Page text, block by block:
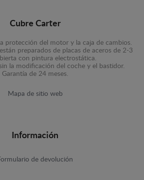
Cubre Carter
protección del motor y la caja de cambios.
preparados de placas de aceros de 2-3
con pintura electrostática.
la modificación del coche y el bastidor.
Garantía de 24 meses.
Mapa de sitio web
Información
de devolución